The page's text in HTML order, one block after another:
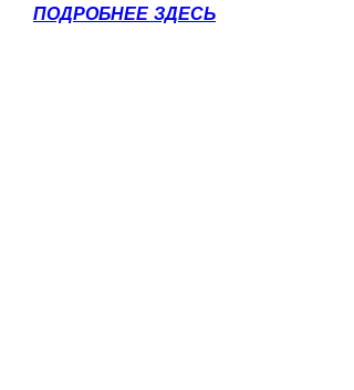
ПОДРОБНЕЕ ЗДЕСЬ